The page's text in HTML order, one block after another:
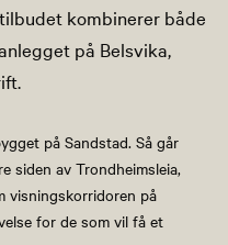
kombinerer både
på Belsvika,
på Sandstad. Så går
siden av Trondheimsleia,
visningskorridoren på
for de som vil få et